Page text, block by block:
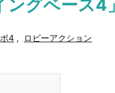
ングベース4
4 , ロビーアクション